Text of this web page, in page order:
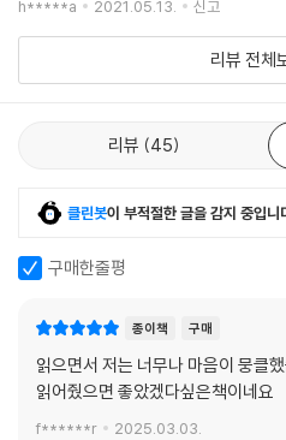
h*****a 2021.05.13. 신고
리뷰 전체
리뷰 45
클린봇이 부적절한 글을 감지 중입니
구매한줄평
종이책 구매
읽으면서 저는 너무나 마음이 뭉클
읽어줬으면 좋았겠다싶은책이네요
f******r 2025.03.03.